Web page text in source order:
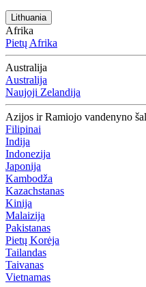
Lithuania
Afrika
Pietų Afrika
Australija
Australija
Naujoji Zelandija
Azijos ir Ramiojo vandenyno
Filipinai
Indija
Indonezija
Japonija
Kambodža
Kazachstanas
Kinija
Malaizija
Pakistanas
Pietų Korėja
Tailandas
Taivanas
Vietnamas